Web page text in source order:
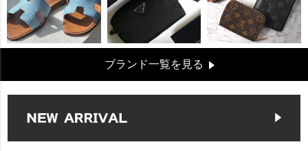
ブランド一覧を見る